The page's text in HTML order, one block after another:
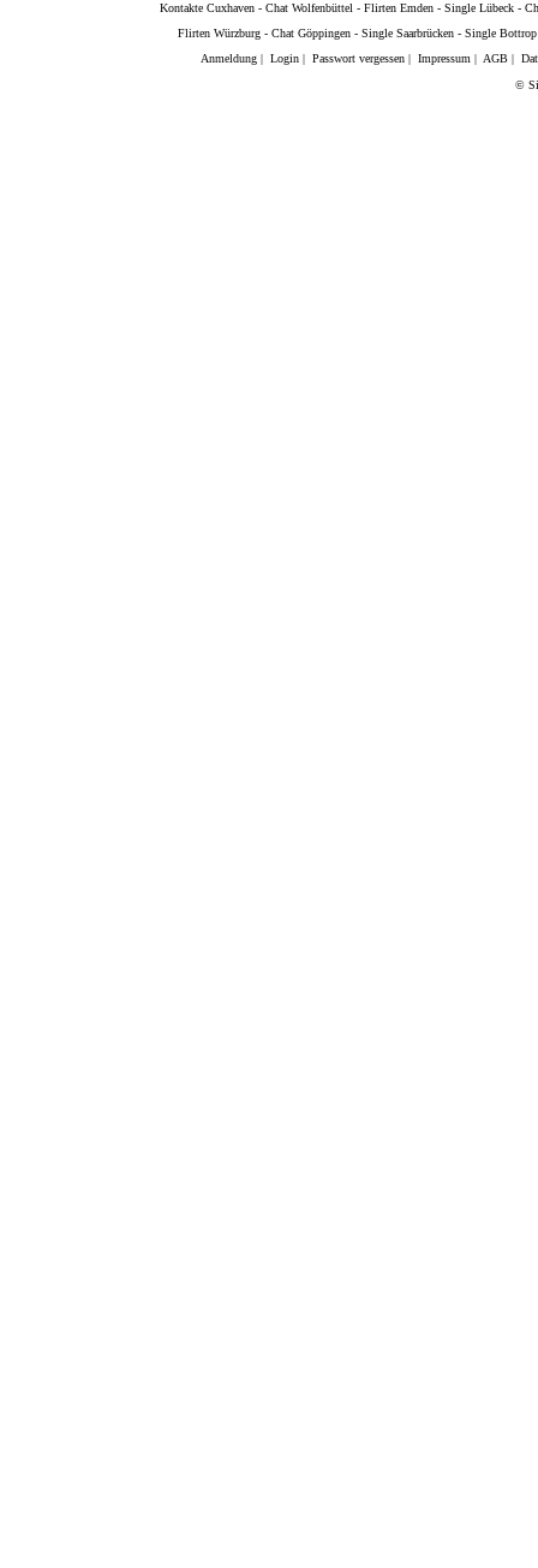
Kontakte Cuxhaven - Chat Wolfenbüttel - Flirten Emden - Single Lübeck -
Flirten Würzburg -Chat Göppingen -Single Saarbrücken -Single Bottrop
Anmeldung | Login | Passwort vergessen | Impressum | AGB |
©